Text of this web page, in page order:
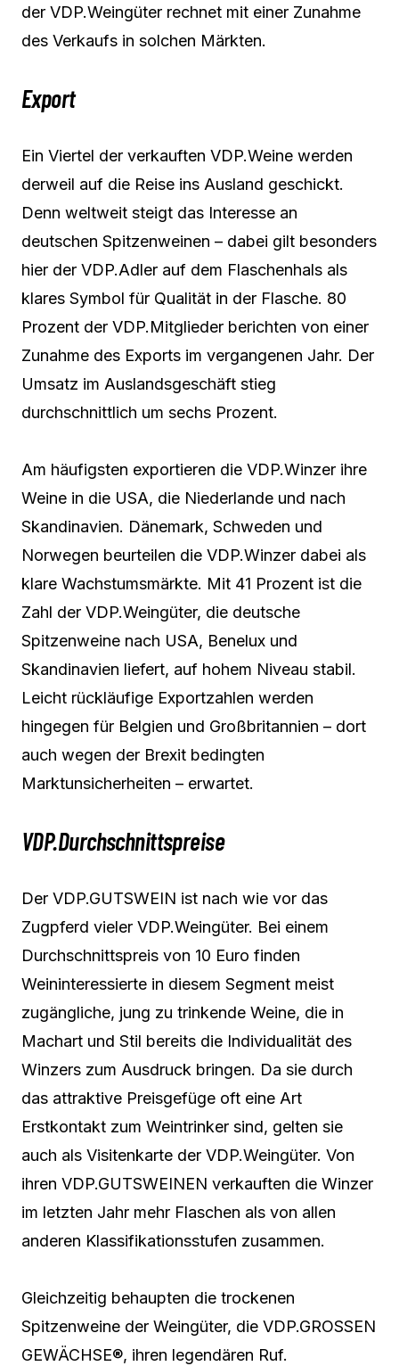
der VDP.Weingüter rechnet mit einer Zunahme
des Verkaufs in solchen Märkten.
Export
Ein Viertel der verkauften VDP.Weine werden
derweil auf die Reise ins Ausland geschickt.
Denn weltweit steigt das Interesse an
deutschen Spitzenweinen – dabei gilt besonders
hier der VDP.Adler auf dem Flaschenhals als
klares Symbol für Qualität in der Flasche. 80
Prozent der VDP.Mitglieder berichten von einer
Zunahme des Exports im vergangenen Jahr. Der
Umsatz im Auslandsgeschäft stieg
durchschnittlich um sechs Prozent.
Am häufigsten exportieren die VDP.Winzer ihre
Weine in die USA, die Niederlande und nach
Skandinavien. Dänemark, Schweden und
Norwegen beurteilen die VDP.Winzer dabei als
klare Wachstumsmärkte. Mit 41 Prozent ist die
Zahl der VDP.Weingüter, die deutsche
Spitzenweine nach USA, Benelux und
Skandinavien liefert, auf hohem Niveau stabil.
Leicht rückläufige Exportzahlen werden
hingegen für Belgien und Großbritannien – dort
auch wegen der Brexit bedingten
Marktunsicherheiten – erwartet.
VDP.Durchschnittspreise
Der VDP.GUTSWEIN ist nach wie vor das
Zugpferd vieler VDP.Weingüter. Bei einem
Durchschnittspreis von 10 Euro finden
Weininteressierte in diesem Segment meist
zugängliche, jung zu trinkende Weine, die in
Machart und Stil bereits die Individualität des
Winzers zum Ausdruck bringen. Da sie durch
das attraktive Preisgefüge oft eine Art
Erstkontakt zum Weintrinker sind, gelten sie
auch als Visitenkarte der VDP.Weingüter. Von
ihren VDP.GUTSWEINEN verkauften die Winzer
im letzten Jahr mehr Flaschen als von allen
anderen Klassifikationsstufen zusammen.
Gleichzeitig behaupten die trockenen
Spitzenweine der Weingüter, die VDP.GROSSEN
GEWÄCHSE®, ihren legendären Ruf.